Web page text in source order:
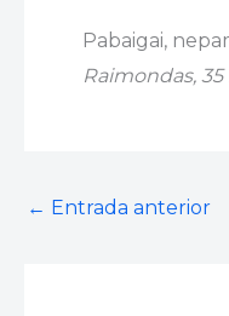
Pabaigai,
Raimondas,
← Entrada anterior